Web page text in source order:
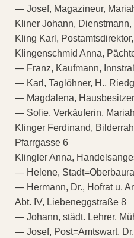
— Josef, Magazineur,
Kliner Johann,
Kling Karl,
Klingenschmid Anna,
— Franz, Kaufmann,
— Karl, Taglöhner, H.,
— Magdalena,
— Sofie, Verkäuferin,
Klinger Ferdinand,
Pfarrgasse 6
Klingler Anna,
— Helene,
— Hermann, Dr., Hofrat u.
Abt. IV, Liebeneggstraße 8
— Johann, städt. Lehrer,
— Josef, Post=Amtswart,